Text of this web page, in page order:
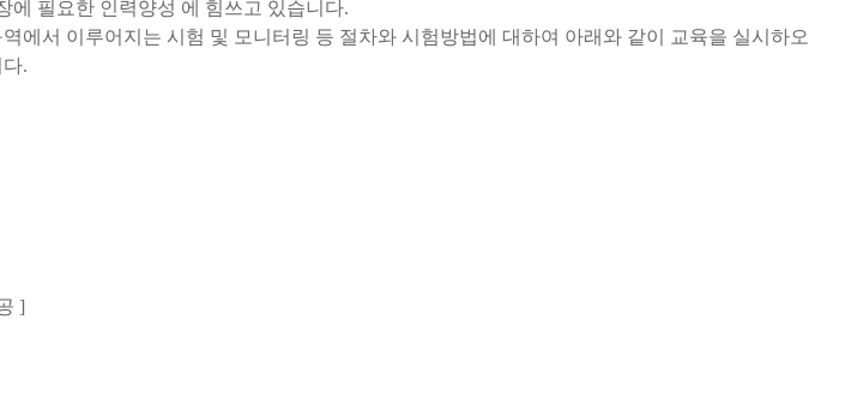
에 필요한 인력양성 에 힘쓰고 있습니다.
서 이루어지는 시험 및 모니터링 등 절차와 시험방법에 대하여 아래와 같이 교육을 실시하오
다.
]